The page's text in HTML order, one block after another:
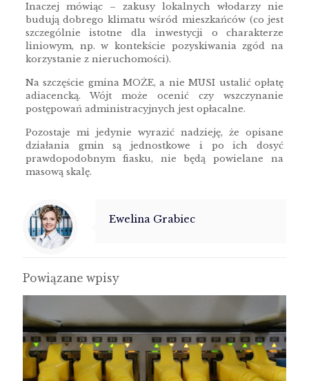
Inaczej mówiąc – zakusy lokalnych włodarzy nie
budują dobrego klimatu wśród mieszkańców (co jest
szczególnie istotne dla inwestycji o charakterze
liniowym, np. w kontekście pozyskiwania zgód na
korzystanie z nieruchomości).
Na szczęście gmina MOŻE, a nie MUSI ustalić opłatę
adiacencką. Wójt może ocenić czy wszczynanie
postępowań administracyjnych jest opłacalne.
Pozostaje mi jedynie wyrazić nadzieję, że opisane
działania gmin są jednostkowe i po ich dosyć
prawdopodobnym fiasku, nie będą powielane na
masową skalę.
Ewelina Grabiec
Powiązane wpisy